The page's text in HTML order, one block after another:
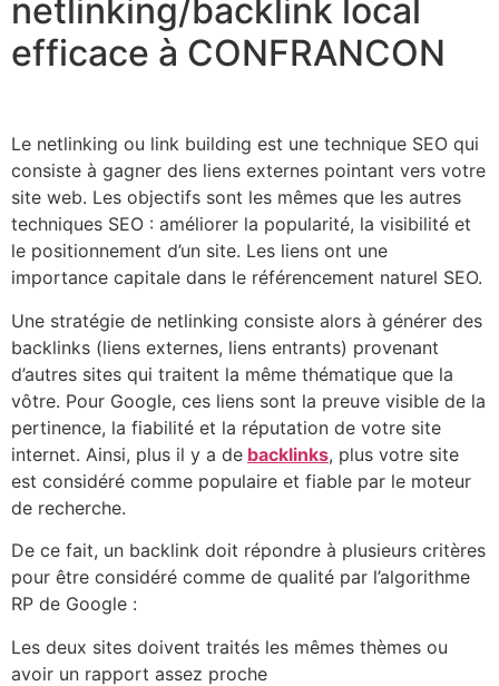
netlinking/backlink local
efficace à CONFRANCON
Le netlinking ou link building est une technique SEO qui
consiste à gagner des liens externes pointant vers votre
site web. Les objectifs sont les mêmes que les autres
techniques SEO : améliorer la popularité, la visibilité et
le positionnement d’un site. Les liens ont une
importance capitale dans le référencement naturel SEO.
Une stratégie de netlinking consiste alors à générer des
backlinks (liens externes, liens entrants) provenant
d’autres sites qui traitent la même thématique que la
vôtre. Pour Google, ces liens sont la preuve visible de la
pertinence, la fiabilité et la réputation de votre site
internet. Ainsi, plus il y a de backlinks, plus votre site
est considéré comme populaire et fiable par le moteur
de recherche.
De ce fait, un backlink doit répondre à plusieurs critères
pour être considéré comme de qualité par l’algorithme
RP de Google :
Les deux sites doivent traités les mêmes thèmes ou
avoir un rapport assez proche